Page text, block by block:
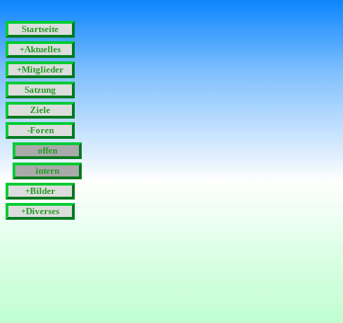
Startseite
+Aktuelles
+Mitglieder
Satzung
Ziele
-Foren
offen
intern
+Bilder
+Diverses